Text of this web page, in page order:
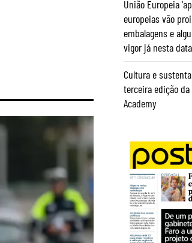
União Europeia
europeias vão
embalagens e
vigor já nesta data
Cultura e
terceira edição da
Academy